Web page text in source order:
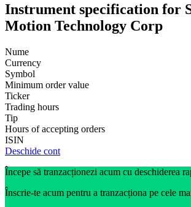
Instrument specification for
Motion Technology Corp
Nume
Currency
Symbol
Minimum order value
Ticker
Trading hours
Tip
Hours of accepting orders
ISIN
Deschide cont
Începe să tranzacționezi acum cu deschiderea
Înscrie-te acum pentru a tranzacționa pe cele